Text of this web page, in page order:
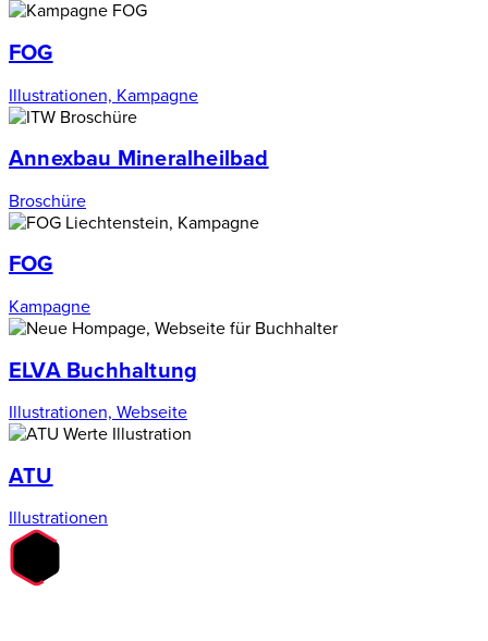
FOG
Illustrationen, Kampagne
Annexbau Mineralheilbad
Broschüre
FOG
Kampagne
ELVA Buchhaltung
Illustrationen, Webseite
ATU
Illustrationen